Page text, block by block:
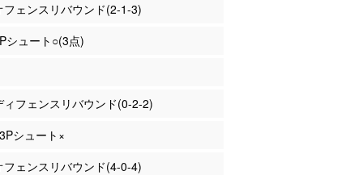
フェンスリバウンド(2-1-3)
シュート○(3点)
ィフェンスリバウンド(0-2-2)
シュート×
フェンスリバウンド(4-0-4)